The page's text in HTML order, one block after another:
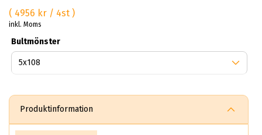
( 4956 kr / 4st )
inkl. Moms
Bultmönster
Produktinformation